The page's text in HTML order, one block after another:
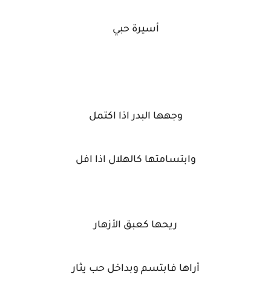
أسيرة حبي
وجهها البدر اذا اكتمل
وابتسامتها كالهلال اذا افل
ريحها كعبق الأزهار
أراها فابتسم وبداخل حب يثار